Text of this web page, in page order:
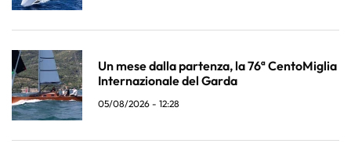
Un mese dalla partenza, la 76ª CentoMiglia
Internazionale del Garda
05/08/2026 - 12:28